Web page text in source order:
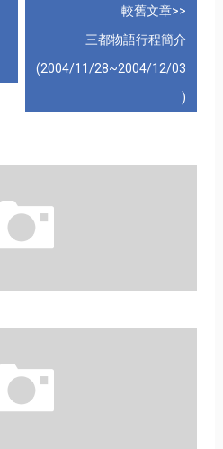
較舊文章>>
三都物語行程簡介
(2004/11/28~2004/12/03
)